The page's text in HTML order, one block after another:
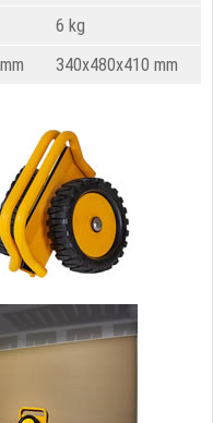
6 kg
340x480x410 mm